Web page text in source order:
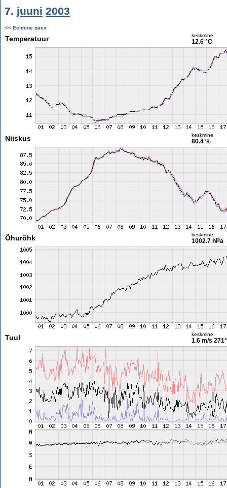
7. juuni 2003
<< Eelmine päev
Temperatuur keskmine
12.6 °C
Niiskus keskmine
80.4 %
Õhurõhk keskmine
1002.7 hPa
Tuul keskmine
1.6 m/s 271°